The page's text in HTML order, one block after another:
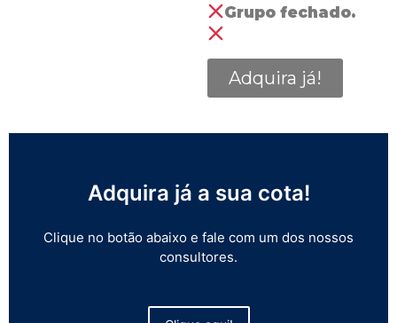
Grupo fechado.
Adquira já!
Adquira já a sua cota!
Clique no botão abaixo e fale com um dos nossos
consultores.